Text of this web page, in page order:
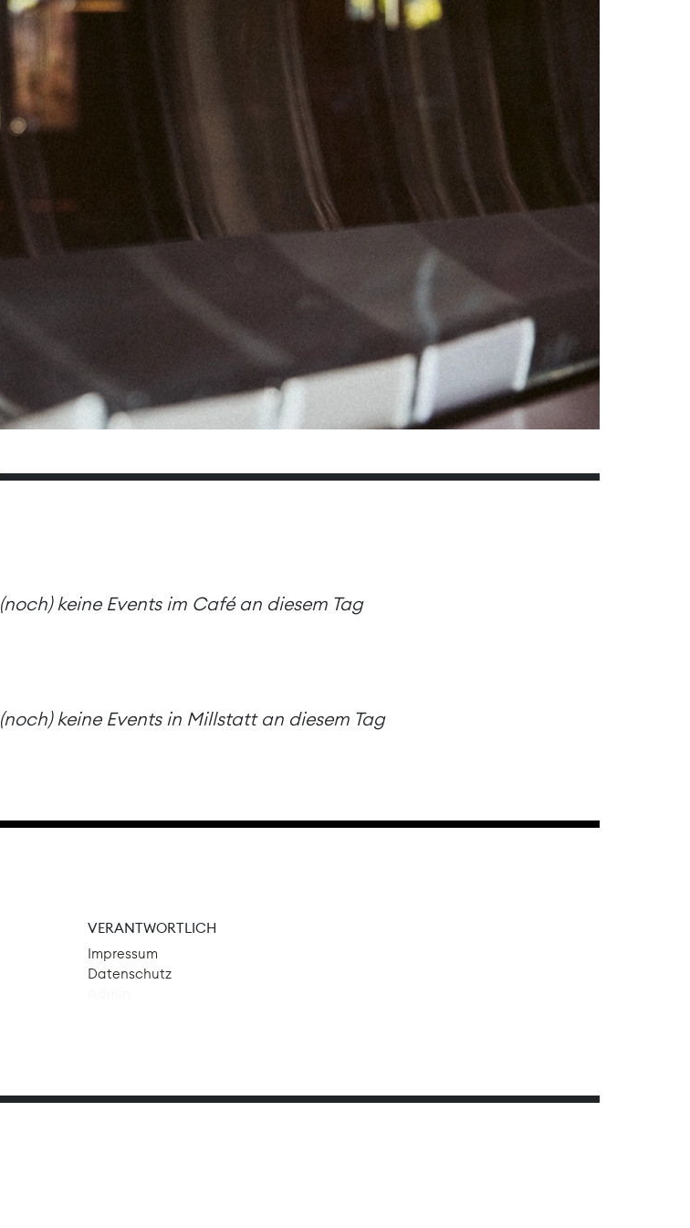
05 07
08
12 13 14
15
20
22
26 27 28
(noch) keine Events im Café an diesem Tag
(noch) keine Events in Millstatt an diesem Tag
VERANTWORTLICH
Impressum
Datenschutz